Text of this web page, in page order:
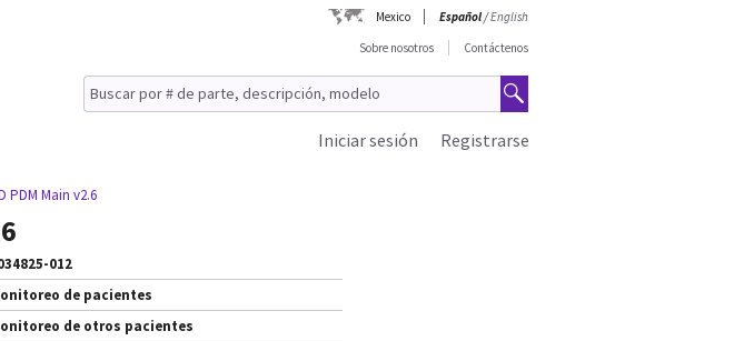
Mexico Español/English
Sobre nosotros
Contáctenos
Registrarse
Iniciar sesión
PDM Main v2.6
012
de pacientes
de otros pacientes